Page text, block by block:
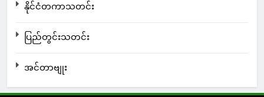
နိုင်ငံတကာသတင်း
ပြည်တွင်းသတင်း
အင်တာဗျုး